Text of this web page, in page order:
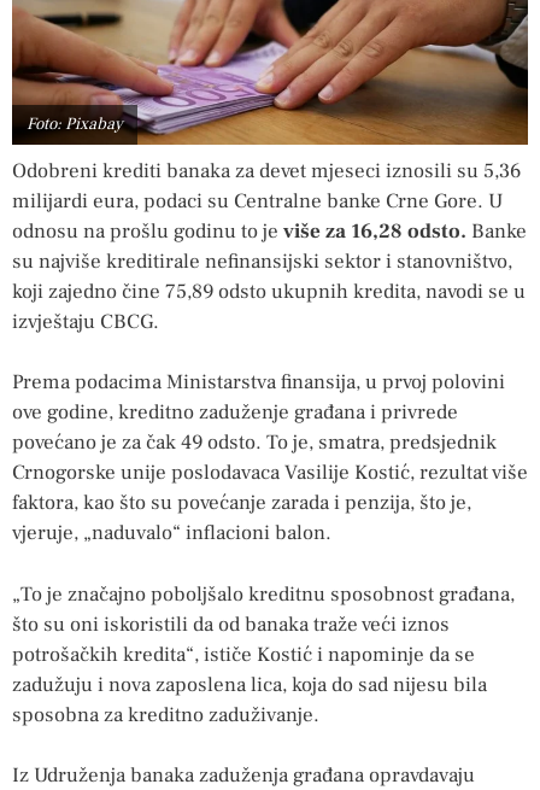
Foto: Pixabay
Odobreni krediti banaka za devet mjeseci iznosili su 5,36
milijardi eura, podaci su Centralne banke Crne Gore. U
odnosu na prošlu godinu to je više za 16,28 odsto. Banke
su najviše kreditirale nefinansijski sektor i stanovništvo,
koji zajedno čine 75,89 odsto ukupnih kredita, navodi se u
izvještaju CBCG.
Prema podacima Ministarstva finansija, u prvoj polovini
ove godine, kreditno zaduženje građana i privrede
povećano je za čak 49 odsto. To je, smatra, predsjednik
Crnogorske unije poslodavaca Vasilije Kostić, rezultat više
faktora, kao što su povećanje zarada i penzija, što je,
vjeruje, „naduvalo“ inflacioni balon.
„To je značajno poboljšalo kreditnu sposobnost građana,
što su oni iskoristili da od banaka traže veći iznos
potrošačkih kredita“, ističe Kostić i napominje da se
zadužuju i nova zaposlena lica, koja do sad nijesu bila
sposobna za kreditno zaduživanje.
Iz Udruženja banaka zaduženja građana opravdavaju